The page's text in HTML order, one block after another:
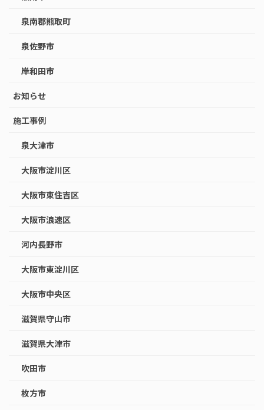
泉南郡熊取町
泉佐野市
岸和田市
お知らせ
施工事例
泉大津市
大阪市淀川区
大阪市東住吉区
大阪市浪速区
河内長野市
大阪市東淀川区
大阪市中央区
滋賀県守山市
滋賀県大津市
吹田市
枚方市